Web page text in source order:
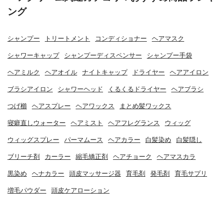
ング
シャンプー トリートメント コンディショナー ヘアマスク
シャワーキャップ シャンプーディスペンサー シャンプー手袋
ヘアミルク ヘアオイル ナイトキャップ ドライヤー ヘアアイロン
ブラシアイロン シャワーヘッド くるくるドライヤー ヘアブラシ
つげ櫛 ヘアスプレー ヘアワックス まとめ髪ワックス
寝癖直しウォーター ヘアミスト ヘアフレグランス ウィッグ
ウィッグスプレー パーマムース ヘアカラー 白髪染め 白髪隠し
ブリーチ剤 カーラー 縮毛矯正剤 ヘアチョーク ヘアマスカラ
黒染め ヘナカラー 頭皮マッサージ器 育毛剤 発毛剤 育毛サプリ
増毛パウダー 頭皮ケアローション